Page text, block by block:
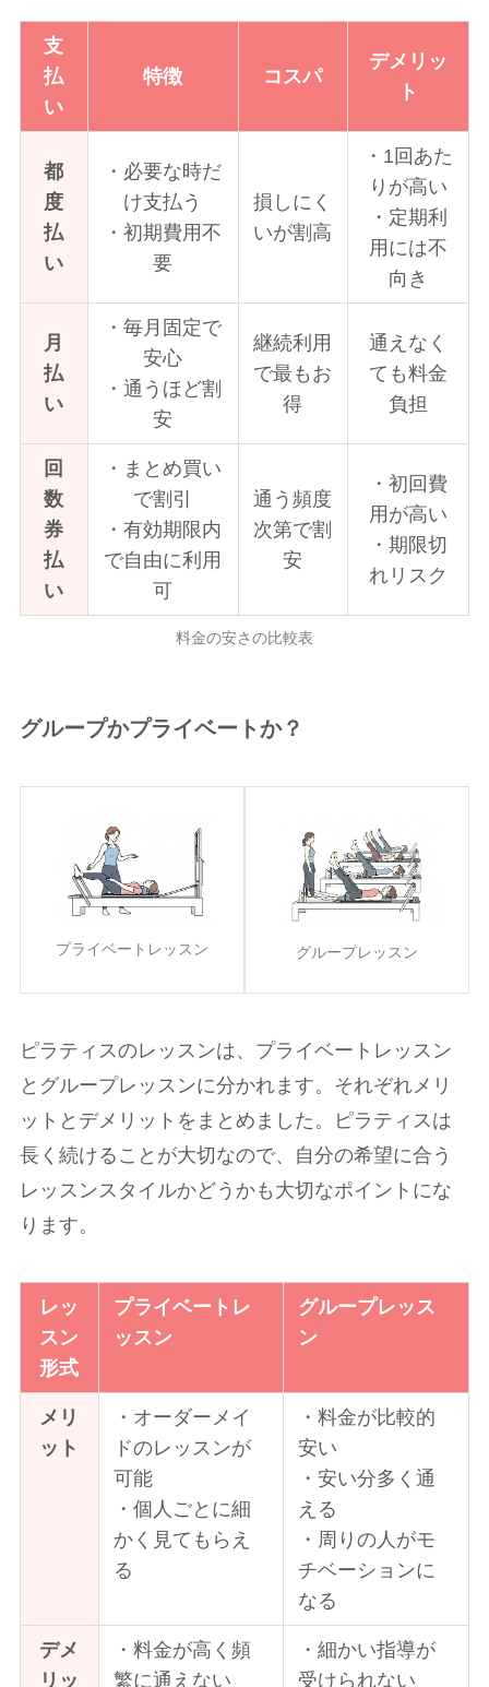
支
払
い
特徴 コスパ
デメリッ
ト
都
度
払
い
・必要な時だ
け支払う
・初期費用不
要
損しにく
いが割高
・1回あた
りが高い
・定期利
用には不
向き
月
払
い
・毎月固定で
安心
・通うほど割
安
継続利用
で最もお
得
通えなく
ても料金
負担
回
数
券
払
い
・まとめ買い
で割引
・有効期限内
で自由に利用
可
通う頻度
次第で割
安
・初回費
用が高い
・期限切
れリスク
料金の安さの比較表
グループかプライベートか？
プライベートレッスン グループレッスン
ピラティスのレッスンは、プライベートレッスン
とグループレッスンに分かれます。それぞれメリ
ットとデメリットをまとめました。ピラティスは
長く続けることが大切なので、自分の希望に合う
レッスンスタイルかどうかも大切なポイントにな
ります。
レッ
スン
形式
プライベートレ
ッスン
グループレッス
ン
メリ
ット
・オーダーメイ
ドのレッスンが
可能
・個人ごとに細
かく見てもらえ
る
・料金が比較的
安い
・安い分多く通
える
・周りの人がモ
チベーションに
なる
デメ
リッ
・料金が高く頻
繁に通えない
・細かい指導が
受けられない